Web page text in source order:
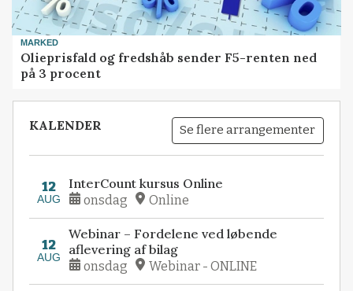
MARKED
Olieprisfald og fredshåb sender F5-renten ned
på 3 procent
KALENDER Se flere arrangementer
12
AUG
InterCount kursus Online
onsdag Online
12
AUG
Webinar – Fordelene ved løbende
aflevering af bilag
onsdag Webinar - ONLINE